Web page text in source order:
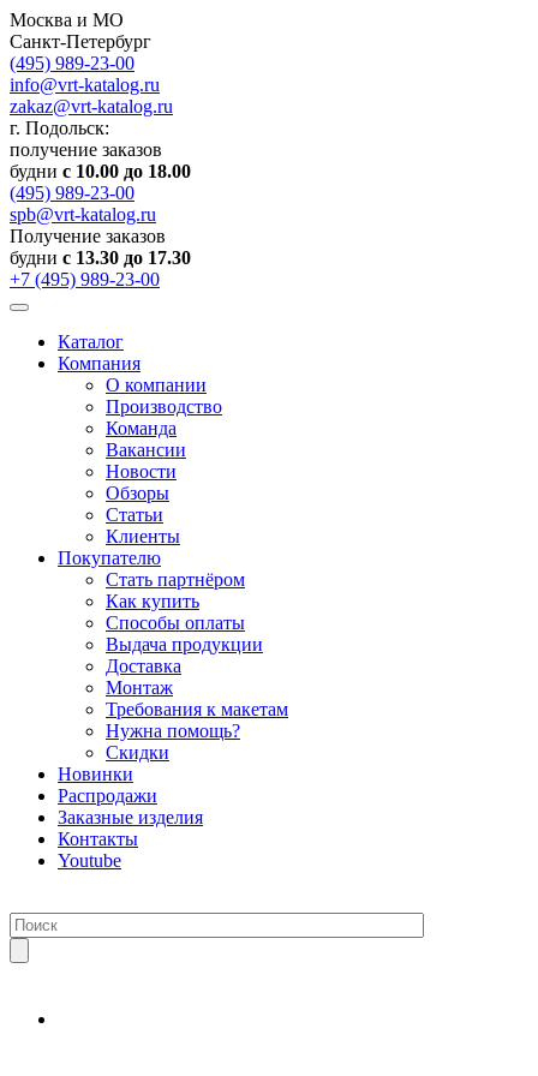
Москва и МО
Санкт-Петербург
(495) 989-23-00
info@vrt-katalog.ru
zakaz@vrt-katalog.ru
г. Подольск:
получение заказов
будни с 10.00 до 18.00
(495) 989-23-00
spb@vrt-katalog.ru
Получение заказов
будни с 13.30 до 17.30
+7 (495) 989-23-00
Каталог
Компания
О компании
Производство
Команда
Вакансии
Новости
Обзоры
Статьи
Клиенты
Покупателю
Стать партнёром
Как купить
Способы оплаты
Выдача продукции
Доставка
Монтаж
Требования к макетам
Нужна помощь?
Скидки
Новинки
Распродажи
Заказные изделия
Контакты
Youtube